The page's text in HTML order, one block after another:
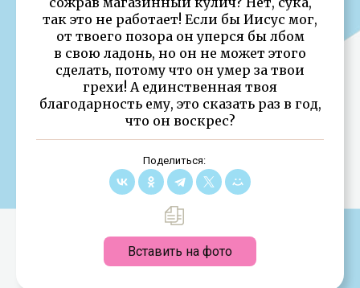
так это не работает! Если бы Иисус мог,
от твоего позора он уперся бы лбом
в свою ладонь, но он не может этого
сделать, потому что он умер за твои
грехи! А единственная твоя
благодарность ему, это сказать раз в год,
что он воскрес?
Поделиться:
Вставить на фото